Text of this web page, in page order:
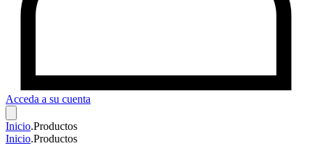
Acceda a su cuenta
Inicio.Productos
Inicio.Productos